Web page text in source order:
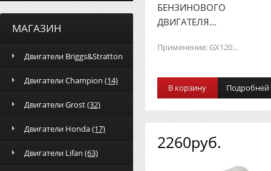
МАГАЗИН
Двигатели Briggs&Stratton
Двигатели Champion (14)
Двигатели Grost(32)
Двигатели Honda(17)
Двигатели Lifan (63)
БЕНЗИНОВОГО
ДВИГАТЕЛЯ...
Применение: GX120...
В корзину Подробней
2260руб.